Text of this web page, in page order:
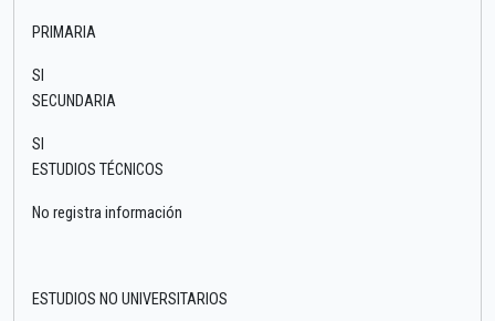
PRIMARIA
SI
SECUNDARIA
SI
ESTUDIOS TÉCNICOS
No registra información
ESTUDIOS NO UNIVERSITARIOS